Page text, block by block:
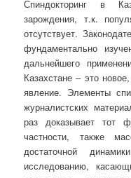
Спиндокторинг в
зарождения, т.к.
отсутствует.
фундаментально
дальнейшего
Казахстане – это
явление. Элементы
журналистских
раз доказывает тот
частности, также
достаточной
исследованию,